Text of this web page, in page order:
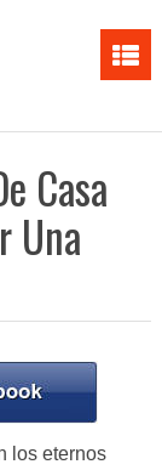
Casa
Una
los eternos